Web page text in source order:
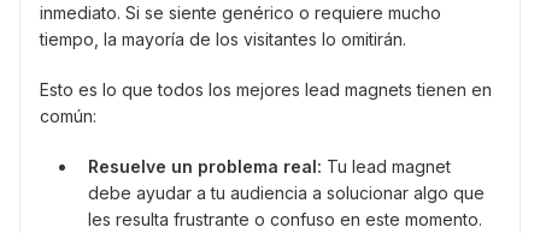
inmediato. Si se siente genérico o requiere mucho
tiempo, la mayoría de los visitantes lo omitirán.
Esto es lo que todos los mejores lead magnets tienen en
común:
Resuelve un problema real: Tu lead magnet
debe ayudar a tu audiencia a solucionar algo que
les resulta frustrante o confuso en este momento.